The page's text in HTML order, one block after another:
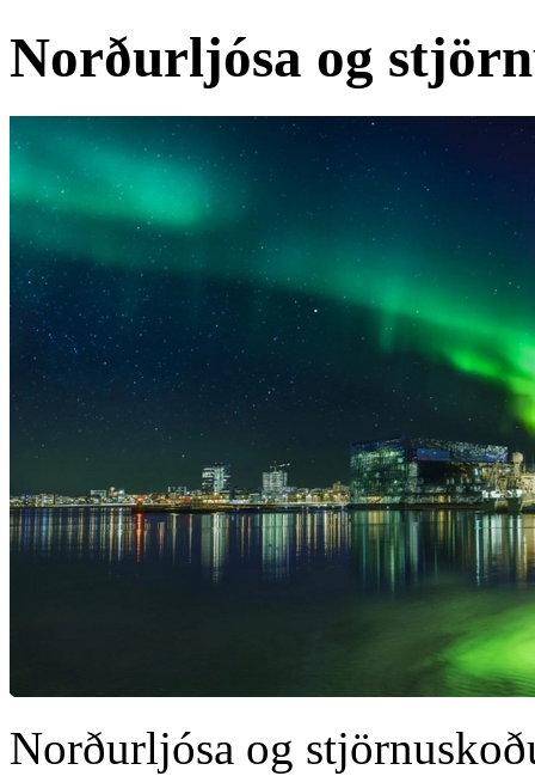
Norðurljósa og
Norðurljósa og